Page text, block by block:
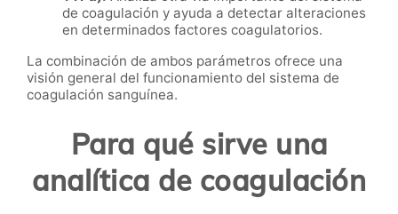
de coagulación y ayuda a detectar alteraciones
en determinados factores coagulatorios.
La combinación de ambos parámetros ofrece una
visión general del funcionamiento del sistema de
coagulación sanguínea.
Para qué sirve una
analítica de coagulación